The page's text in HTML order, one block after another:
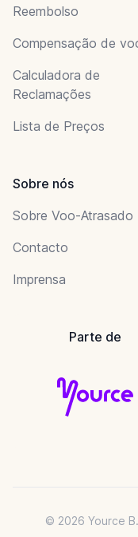
Reembolso
Compensação de
Calculadora de
Reclamações
Lista de Preços
Sobre nós
Sobre Voo-Atrasado
Contacto
Imprensa
Parte de
© 2026 Yource